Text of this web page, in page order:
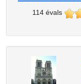
114 évals